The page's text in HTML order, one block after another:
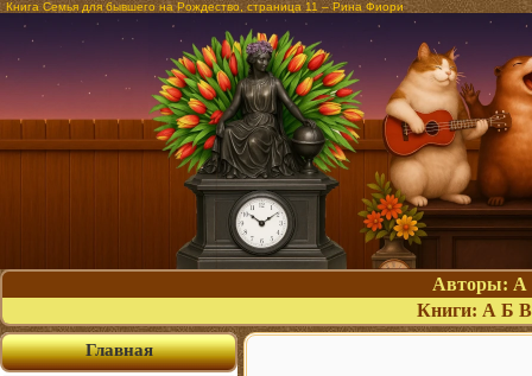
Книга Семья для бывшего на Рождество, страница 11 – Рина Фиори
Авторы: А
Книги: А Б В
Главная